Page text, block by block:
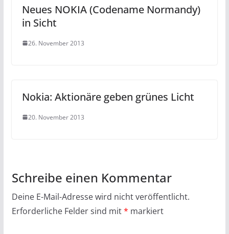
Neues NOKIA (Codename Normandy)
in Sicht
26. November 2013
Nokia: Aktionäre geben grünes Licht
20. November 2013
Schreibe einen Kommentar
Deine E-Mail-Adresse wird nicht veröffentlicht.
Erforderliche Felder sind mit* markiert